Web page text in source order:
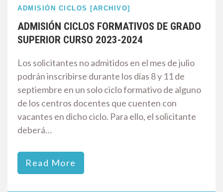
ADMISIÓN CICLOS [ARCHIVO]
ADMISIÓN CICLOS FORMATIVOS DE GRADO
SUPERIOR CURSO 2023-2024
Los solicitantes no admitidos en el mes de julio
podrán inscribirse durante los días 8 y 11 de
septiembre en un solo ciclo formativo de alguno
de los centros docentes que cuenten con
vacantes en dicho ciclo. Para ello, el solicitante
deberá…
Read More